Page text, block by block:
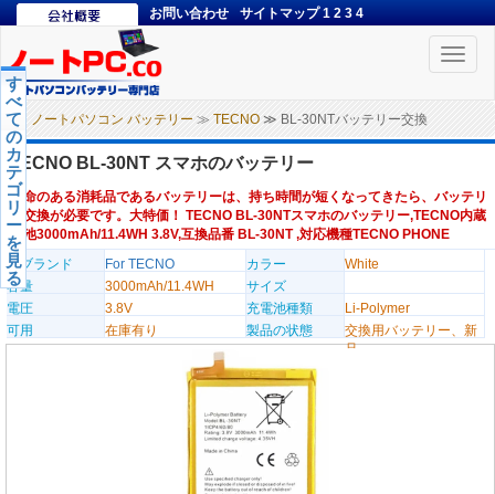
お問い合わせ サイトマップ 1 2 3 4
Toggle
ノートパソコン バッテリー ≫ TECNO ≫ BL-30NTバッテリー交換
す
べ
て
の
カ
テ
ゴ
リ
ー
を
見
る
TECNO BL-30NT スマホのバッテリー
寿命のある消耗品であるバッテリーは、持ち時間が短くなってきたら、バッテリ
ー交換が必要です。大特価！ TECNO BL-30NTスマホのバッテリー,TECNO内蔵
電池3000mAh/11.4WH 3.8V,互換品番 BL-30NT ,対応機種TECNO PHONE
のブランド
For TECNO カラー
White
容量
3000mAh/11.4WH
サイズ
電圧
3.8V 充電池種類
Li-Polymer
可用
在庫有り 製品の状態
交換用バッテリー、新
品